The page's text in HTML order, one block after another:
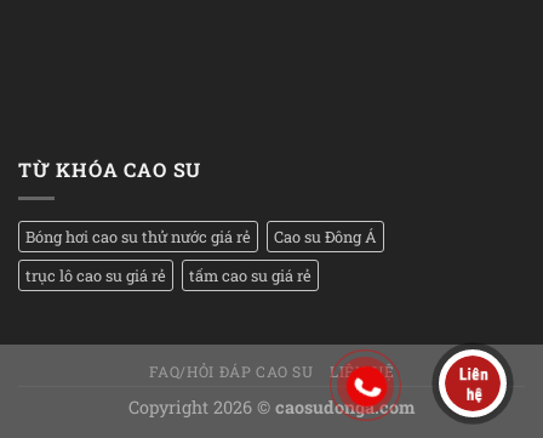
TỪ KHÓA CAO SU
Bóng hơi cao su thử nước giá rẻ
Cao su Đông Á
trục lô cao su giá rẻ
tấm cao su giá rẻ
FAQ/HỎI ĐÁP CAO SU LIÊN HỆ
Copyright 2026 © caosudonga.com